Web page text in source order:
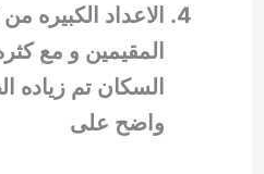
الاعداد الكبيره
المقيمين و مع
السكان تم زياده
واضح على